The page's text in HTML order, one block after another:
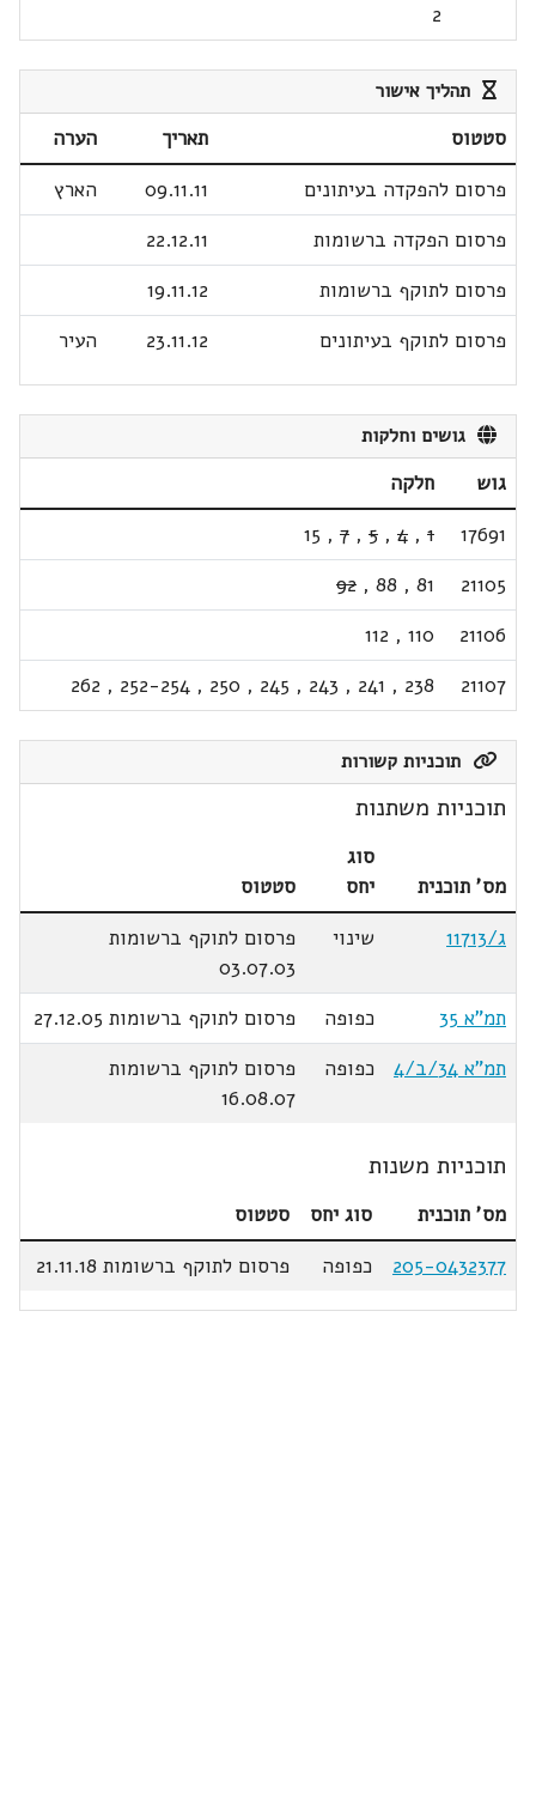
2
תהליך אישור
סטטוס תאריך
הערה
פרסום להפקדה בעיתונים
09.11.11
הארץ
פרסום הפקדה ברשומות
22.12.11
פרסום לתוקף ברשומות
19.11.12
פרסום לתוקף בעיתונים
23.11.12 העיר
גושים וחלקות
גוש
חלקה
17691
1
,
4
,
5
,
7
,
15
21105
81
,
88
,
92
21106
110
,
112
21107
238
,
241
,
243
,
245
,
250
,
252-254
,
262
תוכניות קשורות
תוכניות משתנות
מס' תוכנית
סוג
יחס
סטטוס
ג/11713
שינוי
פרסום לתוקף ברשומות
03.07.03
תמ"א 35
כפופה
פרסום לתוקף ברשומות 27.12.05
תמ"א 34/ב/4
כפופה
פרסום לתוקף ברשומות
16.08.07
תוכניות משנות
מס' תוכנית סוג יחס
סטטוס
205-0432377
כפופה פרסום לתוקף ברשומות 21.11.18